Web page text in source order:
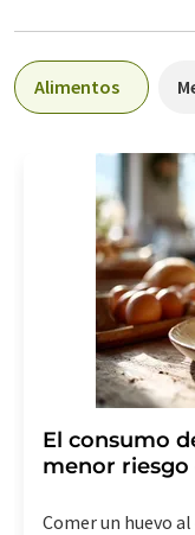
Alimentos
El consumo
menor
Comer un huevo